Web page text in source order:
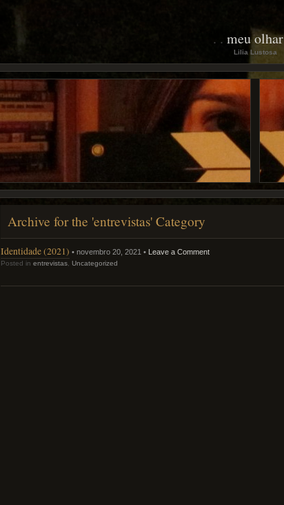
meu olhar
Lilia Lustosa
Archive for the 'entrevistas' Category
Identidade (2021) • novembro 20, 2021 • Leave a Comment
Posted in entrevistas Uncategorized